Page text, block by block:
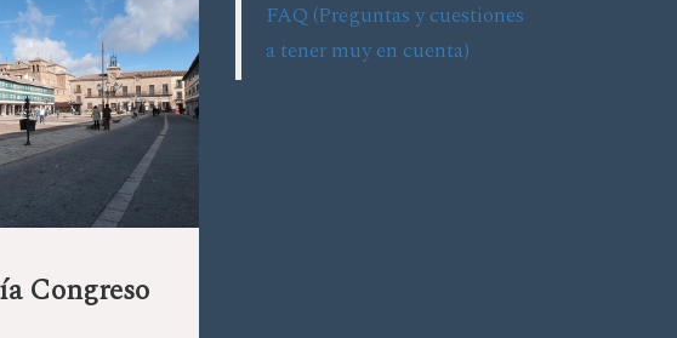
Congreso
FAQ (Preguntas y cuestiones
a tener muy en cuenta)